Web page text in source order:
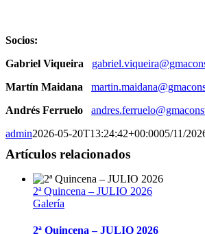
Socios:
Gabriel Viqueira
Martín Maidana
Andrés Ferruelo
admin2026-05-20T13:24:42+00:0005/11/
Artículos relacionados
2ª Quincena – JULIO 2026
Galería
2ª Quincena – JULIO 2026